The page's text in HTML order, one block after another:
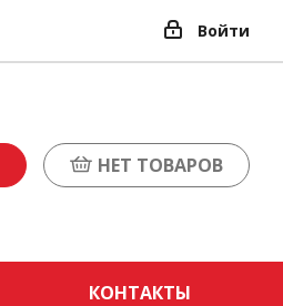
Войти
НЕТ ТОВАРОВ
КОНТАКТЫ